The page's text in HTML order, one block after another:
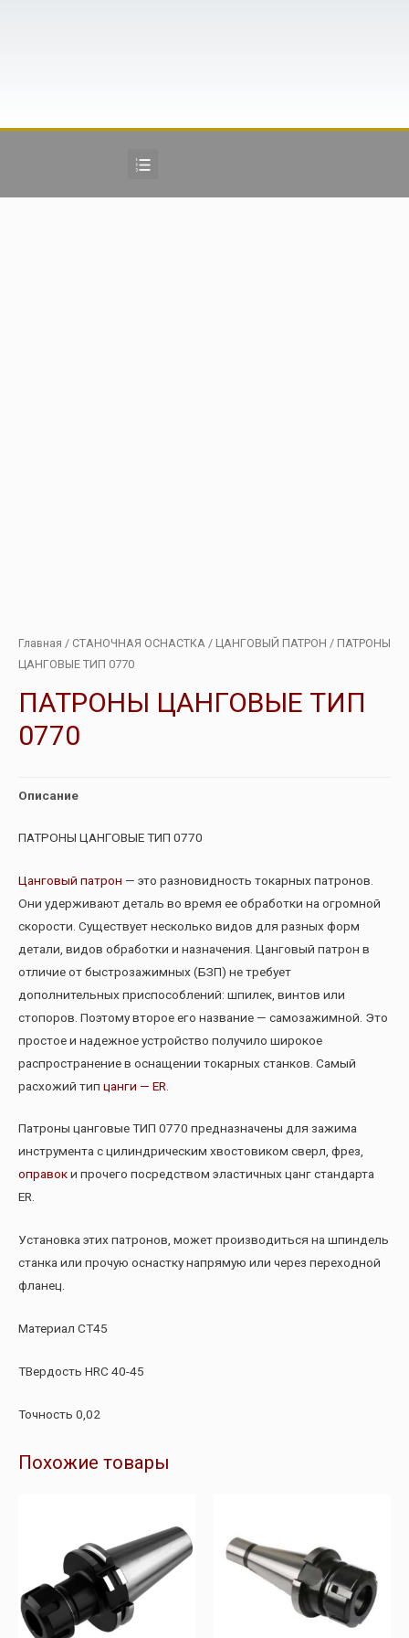
Главная / СТАНОЧНАЯ ОСНАСТКА / ЦАНГОВЫЙ ПАТРОН / ПАТРОНЫ
ЦАНГОВЫЕ ТИП 0770
ПАТРОНЫ ЦАНГОВЫЕ ТИП
0770
Описание
ПАТРОНЫ ЦАНГОВЫЕ ТИП 0770
Цанговый патрон — это разновидность токарных патронов.
Они удерживают деталь во время ее обработки на огромной
скорости. Существует несколько видов для разных форм
детали, видов обработки и назначения. Цанговый патрон в
отличие от быстрозажимных (БЗП) не требует
дополнительных приспособлений: шпилек, винтов или
стопоров. Поэтому второе его название — самозажимной. Это
простое и надежное устройство получило широкое
распространение в оснащении токарных станков. Самый
расхожий тип цанги — ER
Патроны цанговые ТИП 0770 предназначены для зажима
инструмента с цилиндрическим хвостовиком сверл, фрез,
оправоки прочего посредством эластичных цанг стандарта
ER.
Установка этих патронов, может производиться на шпиндель
станка или прочую оснастку напрямую или через переходной
фланец.
Материал СТ45
ТВердость HRC 40-45
Точность 0,02
Похожие товары